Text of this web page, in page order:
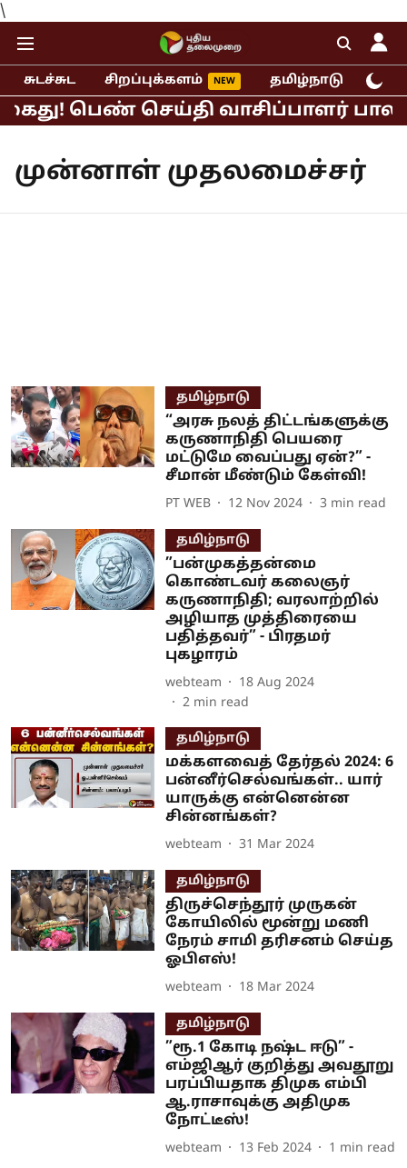
\
சுடச்சுட சிறப்புக்களம் தமிழ்நாடு
பெண் செய்தி வாசிப்பாளர்
முன்னாள் முதலமைச்சர்
தமிழ்நாடு
“அரசு நலத் திட்டங்களுக்கு
கருணாநிதி பெயரை
மட்டுமே வைப்பது ஏன்?” -
சீமான் மீண்டும் கேள்வி!
PT WEB 12 Nov 2024 3 min read
தமிழ்நாடு
”பன்முகத்தன்மை
கொண்டவர் கலைஞர்
கருணாநிதி; வரலாற்றில்
அழியாத முத்திரையை
பதித்தவர்” - பிரதமர்
புகழாரம்
webteam
18 Aug 2024
2 min read
தமிழ்நாடு
மக்களவைத் தேர்தல் 2024: 6
பன்னீர்செல்வங்கள்.. யார்
யாருக்கு என்னென்ன
சின்னங்கள்?
webteam 31 Mar 2024
தமிழ்நாடு
திருச்செந்தூர் முருகன்
கோயிலில் மூன்று மணி
நேரம் சாமி தரிசனம் செய்த
ஓபிஎஸ்!
webteam 18 Mar 2024
தமிழ்நாடு
”ரூ.1 கோடி நஷ்ட ஈடு” -
எம்ஜிஆர் குறித்து அவதூறு
பரப்பியதாக திமுக எம்பி
ஆ.ராசாவுக்கு அதிமுக
நோட்டீஸ்!
webteam 13 Feb 2024 1 min read